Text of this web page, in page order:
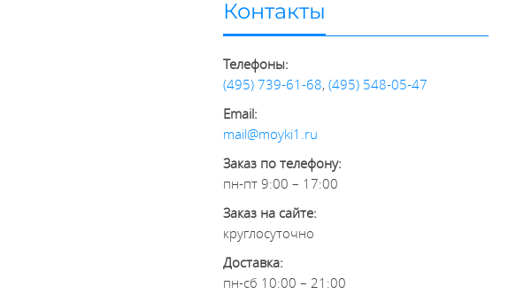
Контакты
Телефоны:
(495) 739-61-68, (495) 548-05-47
Email:
mail@moyki1.ru
Заказ по телефону:
пн-пт 9:00 – 17:00
Заказ на сайте:
круглосуточно
Доставка:
пн-сб 10:00 – 21:00